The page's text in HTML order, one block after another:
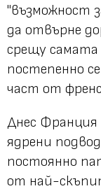
"възможност
да отвърне
срещу
постепенно
част от
Днес Франция
ядрени
постоянно
от най-